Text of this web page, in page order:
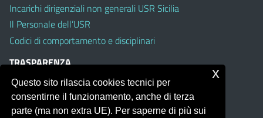
Incarichi dirigenziali non generali USR Sicilia
Il Personale dell’USR
Codici di comportamento e disciplinari
TRASPARENZA
Albo on line
Amministrazione Trasparente
Questo sito rilascia cookies tecnici per
consentirne il funzionamento, anche di terza
parte (ma non extra UE). Per saperne di più sui
x